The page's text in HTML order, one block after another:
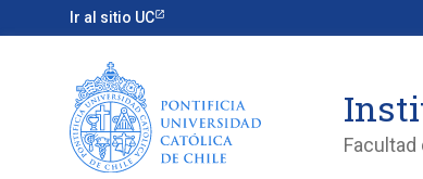
Ir al sitio UC
Facultad